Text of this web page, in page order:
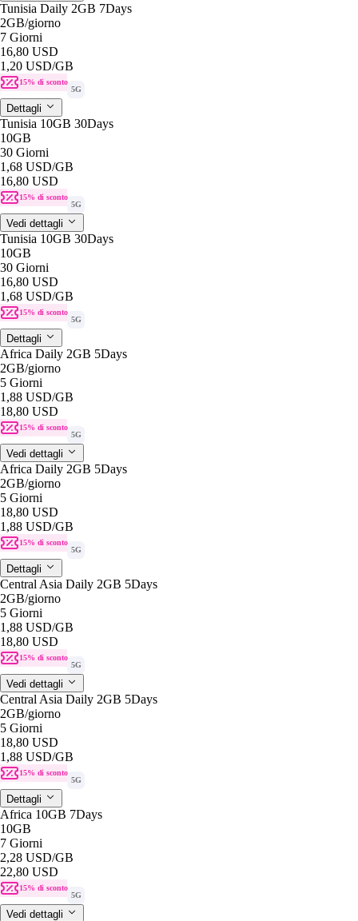
Tunisia Daily 2GB 7Days
2GB/giorno
7 Giorni
16,80 USD
1,20 USD/GB
15% di sconto
5G
Dettagli
Tunisia 10GB 30Days
10GB
30 Giorni
1,68 USD/GB
16,80 USD
15% di sconto
5G
Vedi dettagli
Tunisia 10GB 30Days
10GB
30 Giorni
16,80 USD
1,68 USD/GB
15% di sconto
5G
Dettagli
Africa Daily 2GB 5Days
2GB/giorno
5 Giorni
1,88 USD/GB
18,80 USD
15% di sconto
5G
Vedi dettagli
Africa Daily 2GB 5Days
2GB/giorno
5 Giorni
18,80 USD
1,88 USD/GB
15% di sconto
5G
Dettagli
Central Asia Daily 2GB 5Days
2GB/giorno
5 Giorni
1,88 USD/GB
18,80 USD
15% di sconto
5G
Vedi dettagli
Central Asia Daily 2GB 5Days
2GB/giorno
5 Giorni
18,80 USD
1,88 USD/GB
15% di sconto
5G
Dettagli
Africa 10GB 7Days
10GB
7 Giorni
2,28 USD/GB
22,80 USD
15% di sconto
5G
Vedi dettagli